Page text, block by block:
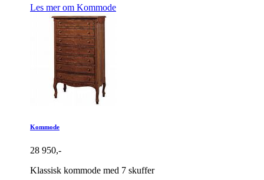
Les mer om Kommode
Kommode
28 950,-
Klassisk kommode med 7 skuffer